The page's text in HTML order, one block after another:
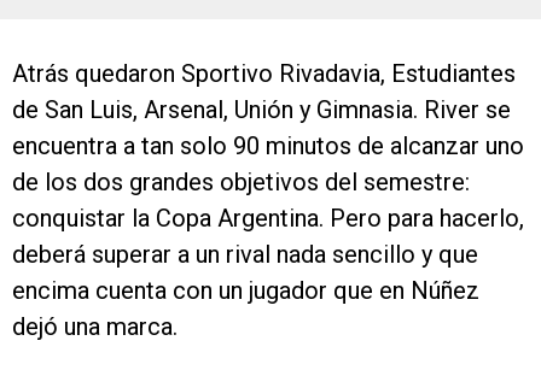
Atrás quedaron Sportivo Rivadavia, Estudiantes
de San Luis, Arsenal, Unión y Gimnasia. River se
encuentra a tan solo 90 minutos de alcanzar uno
de los dos grandes objetivos del semestre:
conquistar la Copa Argentina. Pero para hacerlo,
deberá superar a un rival nada sencillo y que
encima cuenta con un jugador que en Núñez
dejó una marca.